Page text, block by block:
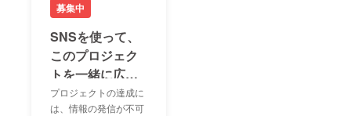
募集中
SNSを使って、
このプロジェク
トを一緒に広め
ましょう！
プロジェクトの達成に
は、情報の発信が不可